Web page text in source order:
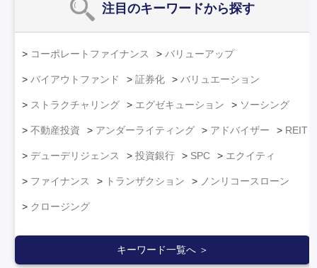
注目のキーワードから探す
コーポレートファイナンス バリューアップ
バイアウトファンド 証券化 バリュエーション
ストラクチャリング エグゼキューション ソーシング
不動産投資 アンダーライティング アドバイザー REIT
デューデリジェンス 投資銀行 SPC エクイティ
ファイナンス トランザクション ノンリコースローン
クロージング
キーワード一覧へ ＞